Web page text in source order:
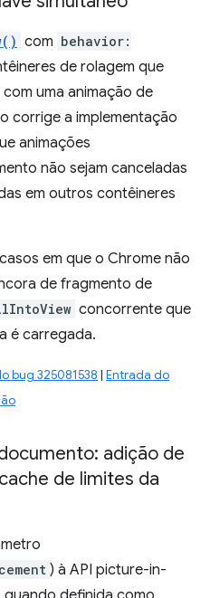
com behavior:
de rolagem que
uma animação de
corrige a implementação
animações
não sejam canceladas
em outros contêineres
em que o Chrome não
de fragmento de
concorrente que
é carregada.
bug 325081538 | Entrada do
adição de
de limites da
) à API picture-in-